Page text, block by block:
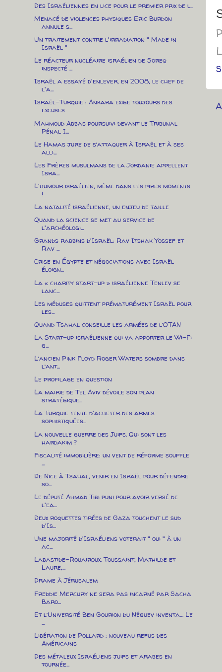
Des Israéliennes en lice pour le premier prix de l...
Menacé de violences physiques Eric Burdon
annule s...
Un traitement contre l'irradiation " Made in
Israël "
Le réacteur nucléaire israélien de Soreq
inspecté ...
Israël a essayé d'enlever, en 2008, le chef de
l'a...
Israël-Turquie : Ankara exige toujours des
excuses
Mahmoud Abbas poursuivi devant le Tribunal
Pénal I...
Le Hamas jure de s’attaquer à Israël et à ses
alli...
Les Frères musulmans de la Jordanie appellent
Isra...
L'humour israélien, même dans les pires moments
!
La natalité israélienne, un enjeu de taille
Quand la science se met au service de
l'archéologi...
Grands rabbins d'Israël: Rav Itshak Yossef et
Rav ...
Crise en Égypte et négociations avec Israël
éloign...
La « charity start-up » israélienne Tenlev se
lanc...
Les méduses quittent prématurément Israël pour
les...
Quand Tsahal conseille les armées de l’OTAN
La Start-up israélienne qui va apporter le Wi-Fi
g...
L’ancien Pink Floyd Roger Waters sombre dans
l’ant...
Le profilage en question
La mairie de Tel Aviv dévoile son plan
stratégique...
La Turquie tente d'acheter des armes
sophistiquées...
La nouvelle guerre des Juifs. Qui sont les
hardakim ?
Fiscalité immobilière: un vent de réforme souffle
...
De Nice à Tsahal, venir en Israël pour défendre
so...
Le député Ahmad Tibi puni pour avoir versé de
l'ea...
Deux roquettes tirées de Gaza touchent le sud
d'Is...
Une majorité d'Israéliens voterait " oui " à un
ac...
Labastide-Rouairoux. Toussaint, Mathilde et
Laure,...
Drame à Jérusalem
Freddie Mercury ne sera pas incarné par Sacha
Baro...
Et l’Université Ben Gourion du Néguev inventa… Le
...
Libération de Pollard : nouveau refus des
Américains
Des métaleux Israéliens juifs et arabes en
tournée...